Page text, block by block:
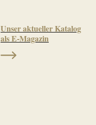
Unser aktueller Katalog
als E-Magazin